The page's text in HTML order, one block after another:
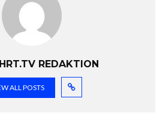
REDAKTION
ALL POSTS